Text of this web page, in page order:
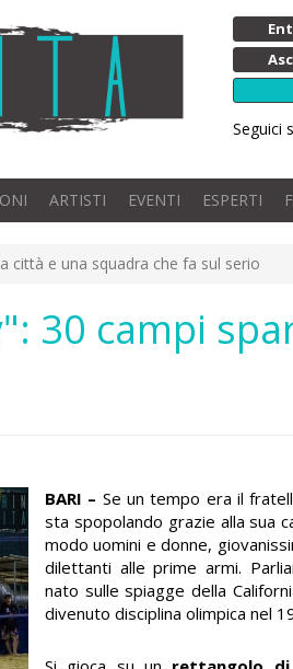
Seguici
ARTISTI EVENTI ESPERTI
città e una squadra che fa sul serio
30 campi
BARI – Se un tempo era il
sta spopolando grazie alla sua
modo uomini e donne,
dilettanti alle prime armi.
nato sulle spiagge della
divenuto disciplina olimpica nel